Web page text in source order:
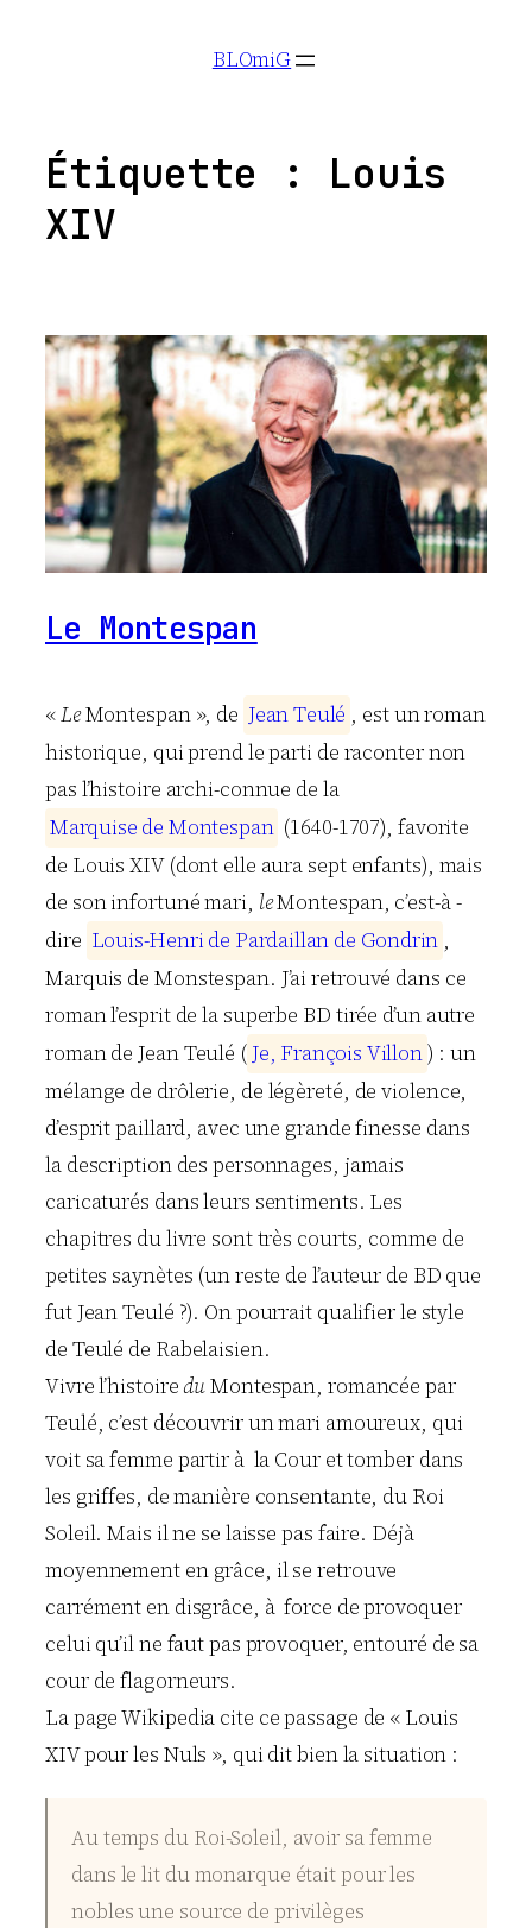
BLOmiG
Étiquette : Louis
XIV
Le Montespan
«LeMontespan », de JeanTeulé , est un roman
historique, qui prend le parti de raconter non
pas l’histoire archi-connue de la
Marquise de Montespan (1640-1707), favorite
de Louis XIV (dont elle aura sept enfants), mais
de son infortuné mari, leMontespan, c’est-à -
dire Louis-Henride Pardaillan de Gondrin ,
Marquis de Monstespan. J’ai retrouvé dans ce
roman l’esprit de la superbe BD tirée d’un autre
roman de Jean Teulé ( Je, François Villon) : un
mélange de drôlerie, de légèreté, de violence,
d’esprit paillard, avec une grande finesse dans
la description des personnages, jamais
caricaturés dans leurs sentiments. Les
chapitres du livre sont très courts, comme de
petites saynètes (un reste de l’auteur de BD que
fut Jean Teulé ?). On pourrait qualifier le style
de Teulé de Rabelaisien.
Vivre l’histoireduMontespan, romancée par
Teulé, c’est découvrir un mari amoureux, qui
voit sa femme partir à la Cour et tomber dans
les griffes, de manière consentante, du Roi
Soleil. Mais il ne se laisse pas faire. Déjà
moyennement en grâce, il se retrouve
carrément en disgrâce, à force de provoquer
celui qu’il ne faut pas provoquer, entouré de sa
cour de flagorneurs.
La page Wikipedia cite ce passage de « Louis
XIV pour les Nuls », qui dit bien la situation :
Au temps du Roi-Soleil, avoir sa femme
dans le lit du monarque était pour les
nobles une source de privilèges